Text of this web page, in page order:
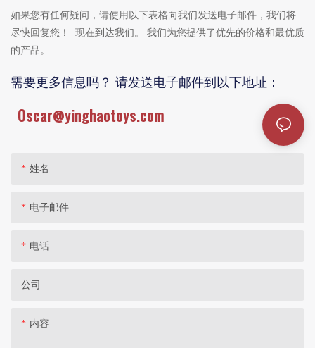
如果您有任何疑问，请使用以下表格向我们发送电子邮件，我们将
尽快回复您！
现在到达我们。 我们为您提供了优先的价格和最优质
的产品。
需要更多信息吗？ 请发送电子邮件到以下地址：
Oscar@yinghaotoys.com
姓名
电子邮件
电话
公司
内容